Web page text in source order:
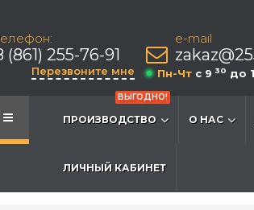
(861) 255-76-91
Перезвоните мне
e-mail
Пн-Чт c 9 30 до
ВЫГОДНО!
ПРОИЗВОДСТВО О НАС
ЛИЧНЫЙ КАБИНЕТ